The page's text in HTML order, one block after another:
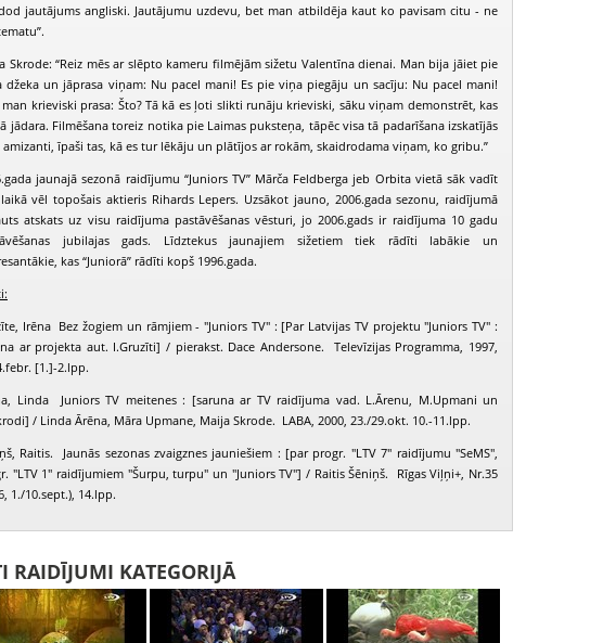
jautājums angliski. Jautājumu uzdevu, bet man atbildēja kaut ko pavisam citu - ne
Skrode: “Reiz mēs ar slēpto kameru filmējām sižetu Valentīna dienai. Man bija jāiet pie
džeka un jāprasa viņam: Nu pacel mani! Es pie viņa piegāju un sacīju: Nu pacel mani!
man krieviski prasa: Što? Tā kā es ļoti slikti runāju krieviski, sāku viņam demonstrēt, kas
jādara. Filmēšana toreiz notika pie Laimas puksteņa, tāpēc visa tā padarīšana izskatījās
amizanti, īpaši tas, kā es tur lēkāju un plātījos ar rokām, skaidrodama viņam, ko gribu.”
jaunajā sezonā raidījumu “Juniors TV” Mārča Feldberga jeb Orbita vietā sāk vadīt
vēl topošais aktieris Rihards Lepers. Uzsākot jauno, 2006.gada sezonu, raidījumā
atskats uz visu raidījuma pastāvēšanas vēsturi, jo 2006.gads ir raidījuma 10 gadu
jubilajas gads. Līdztekus jaunajiem sižetiem tiek rādīti labākie un
kas “Juniorā” rādīti kopš 1996.gada.
Irēna Bez žogiem un rāmjiem - "Juniors TV" : [Par Latvijas TV projektu "Juniors TV" :
ar projekta aut. I.Gruzīti] / pierakst. Dace Andersone. Televīzijas Programma, 1997,
[1.]-2.lpp.
Linda Juniors TV meitenes : [saruna ar TV raidījuma vad. L.Ārenu, M.Upmani un
/ Linda Ārēna, Māra Upmane, Maija Skrode. LABA, 2000, 23./29.okt. 10.-11.lpp.
Raitis. Jaunās sezonas zvaigznes jauniešiem : [par progr. "LTV 7" raidījumu "SeMS",
"LTV 1" raidījumiem "Šurpu, turpu" un "Juniors TV"] / Raitis Šēniņš. Rīgas Viļņi+, Nr.35
1./10.sept.), 14.lpp.
RAIDĪJUMI KATEGORIJĀ